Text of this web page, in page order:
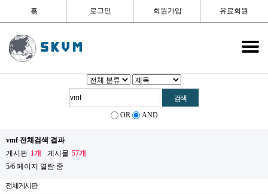
홈 로그인 회원가입 유료회원
OR AND
vmf 전체검색 결과
게시판 1개 게시물 57개
5/6 페이지 열람 중
전체게시판